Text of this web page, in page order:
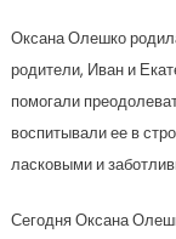
Оксана Олешко
родители, Иван и
помогали
воспитывали ее в
ласковыми и
Сегодня Оксана